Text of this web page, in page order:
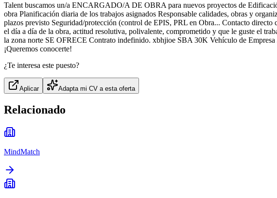
Talent buscamos un/a ENCARGADO/A DE OBRA para nuevos proyectos de
obra Planificación diaria de los trabajos asignados Responsable calidades, obras y
plazos previsto Seguridad/protección (control de EPIS, PRL en Obra... Contacto directo
el día a día de la obra, actitud resolutiva, polivalente, comprometido y que le guste el
la zona norte SE OFRECE Contrato indefinido. xbhjioe SBA 30K Vehículo de Empresa
¡Queremos conocerte!
¿Te interesa este puesto?
Aplicar Adapta mi CV a esta oferta
Relacionado
MindMatch